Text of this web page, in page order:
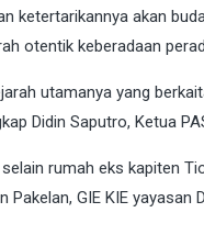
ketertarikannya akan
otentik keberadaan
utamanya yang
Didin Saputro, Ketua
rumah eks kapiten
GIE KIE yayasan